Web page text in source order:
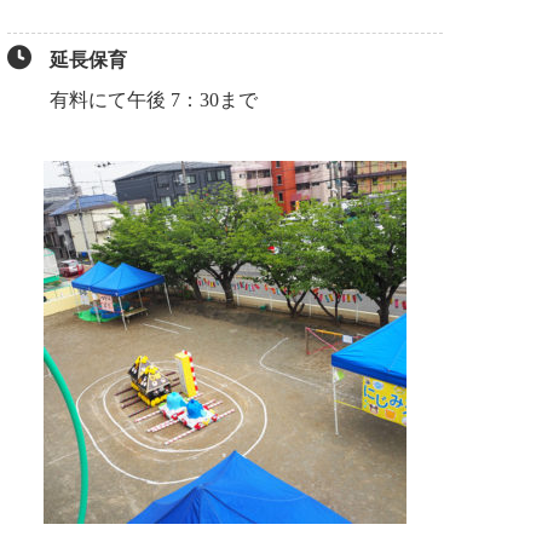
延長保育
有料にて午後 7：30まで